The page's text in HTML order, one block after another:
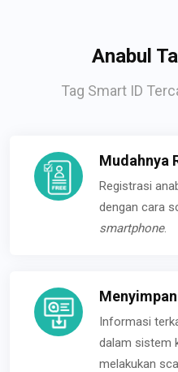
Anabul
Tag Smart ID
Mudahnya
Registrasi
dengan cara
smartphone.
Informasi
dalam sistem
melakukan